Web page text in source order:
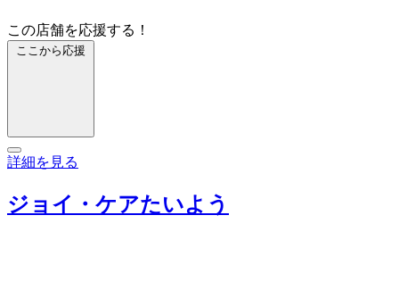
この店舗を応援する！
ここから応援
詳細を見る
ジョイ・ケアたいよう